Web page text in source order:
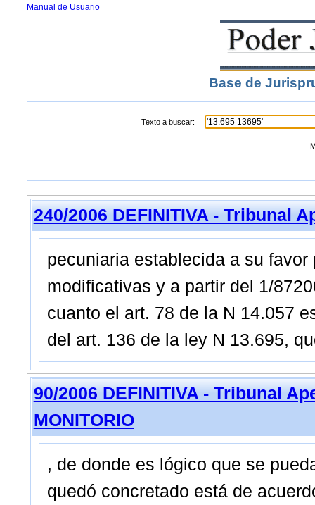
Manual de Usuario
Base de
Texto a buscar:
240/2006 DEFINITIVA - Tribunal
pecuniaria establecida a su
modificativas y a partir del 1/
cuanto el art. 78 de la N 14.057
del art. 136 de la ley N 13.695,
90/2006 DEFINITIVA - Tribunal
MONITORIO
, de donde es lógico que se
quedó concretado está de